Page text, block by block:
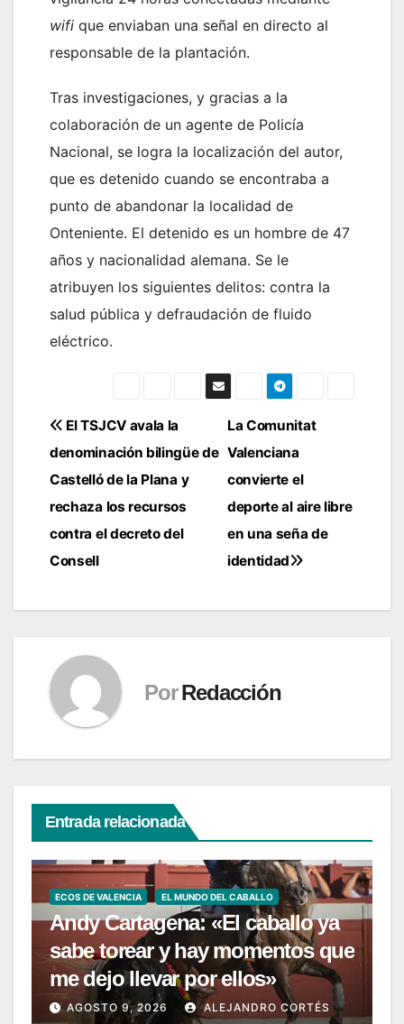
wifi que enviaban una señal en directo al
responsable de la plantación.
Tras investigaciones, y gracias a la
colaboración de un agente de Policía
Nacional, se logra la localización del autor,
que es detenido cuando se encontraba a
punto de abandonar la localidad de
Onteniente. El detenido es un hombre de 47
años y nacionalidad alemana. Se le
atribuyen los siguientes delitos: contra la
salud pública y defraudación de fluido
eléctrico.
Navegación
de
entradas
La Comunitat
Valenciana
convierte el
deporte al aire libre
en una seña de
identidad
El TSJCV avala la
denominación bilingüe de
Castelló de la Plana y
rechaza los recursos
contra el decreto del
Consell
Por Redacción
Entrada relacionada
ECOS DE VALENCIA EL MUNDO DEL CABALLO
Andy Cartagena: «El caballo ya
sabe torear y hay momentos que
me dejo llevar por ellos»
AGOSTO 9, 2026 ALEJANDRO CORTÉS